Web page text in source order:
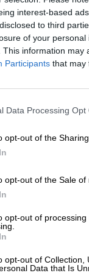
interest-based
to third
of your personal
This information may
Participants that may
Data Processing Opt
opt-out of the
opt-out of the Sale of
opt-out of
opt-out of Collection,
Data that Is
las
los hogares.
en el
netas se
realiza
haya
de
las compras
. El Consejo de
la APP se
de sus
de interés
aajustar
avance